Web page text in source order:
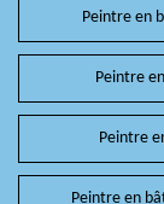
Peintre en
Peintre
Peintre
Peintre en